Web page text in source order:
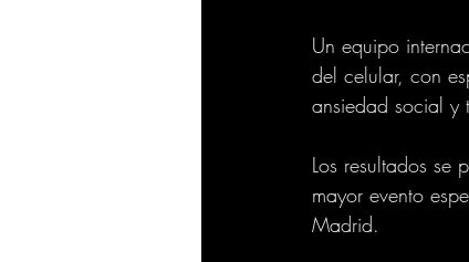
Un equipo
del celular, con
ansiedad social y
Los resultados se
mayor evento
Madrid.